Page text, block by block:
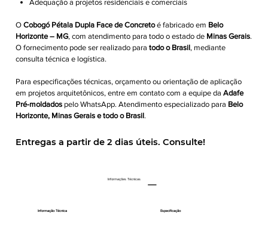
Adequação a projetos residenciais e comerciais
O Cobogó Pétala Dupla Face de Concretoé fabricado em Belo
Horizonte – MG, com atendimento para todo o estado de Minas Gerais.
O fornecimento pode ser realizado para todo o Brasil, mediante
consulta técnica e logística.
Para especificações técnicas, orçamento ou orientação de aplicação
em projetos arquitetônicos, entre em contato com a equipe da Adafe
Pré-moldados pelo WhatsApp. Atendimento especializado para Belo
Horizonte, Minas Gerais e todo o Brasil.
Entregas a partir de 2 dias úteis. Consulte!
Informações Técnicas
Informação Técnica Especificação